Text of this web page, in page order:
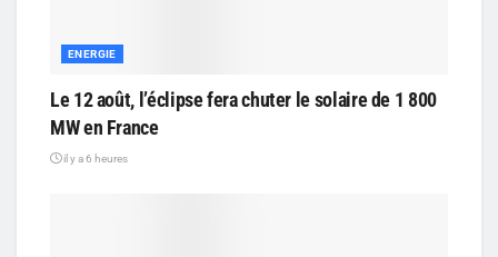
ENERGIE
Le 12 août, l’éclipse fera chuter le solaire de 1 800
MW en France
il y a 6 heures